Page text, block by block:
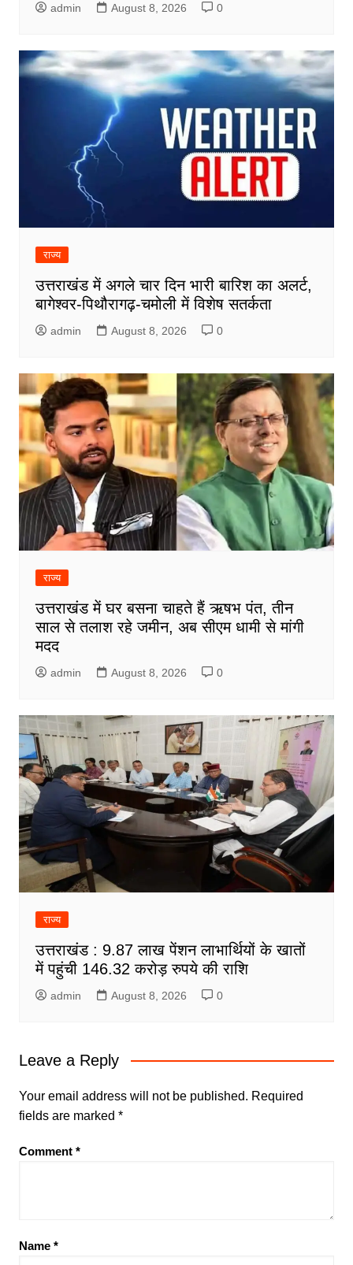
admin August 8, 2026 0
राज्य
उत्तराखंड में अगले चार दिन भारी बारिश का अलर्ट,
बागेश्वर-पिथौरागढ़-चमोली में विशेष सतर्कता
admin August 8, 2026 0
राज्य
उत्तराखंड में घर बसना चाहते हैं ऋषभ पंत, तीन
साल से तलाश रहे जमीन, अब सीएम धामी से मांगी
मदद
admin August 8, 2026 0
राज्य
उत्तराखंड : 9.87 लाख पेंशन लाभार्थियों के खातों
में पहुंची 146.32 करोड़ रुपये की राशि
admin August 8, 2026 0
Leave a Reply
Your email address will not be published. Required
fields are marked *
Comment *
Name *